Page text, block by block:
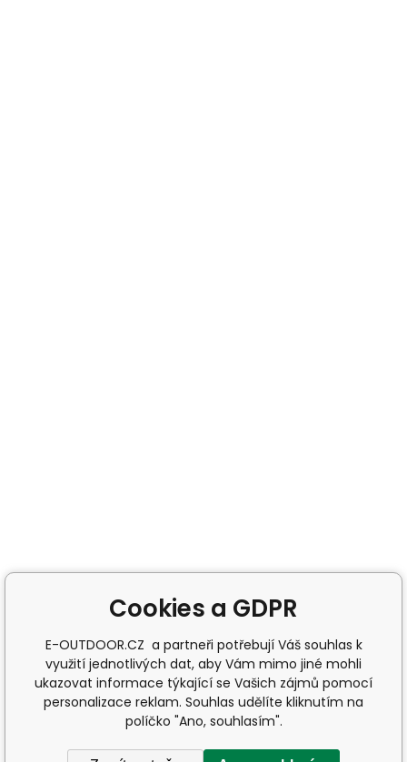
Cookies a GDPR
E-OUTDOOR.CZ a partneři potřebují Váš souhlas k
využití jednotlivých dat, aby Vám mimo jiné mohli
ukazovat informace týkající se Vašich zájmů pomocí
personalizace reklam. Souhlas udělíte kliknutím na
políčko "Ano, souhlasím".